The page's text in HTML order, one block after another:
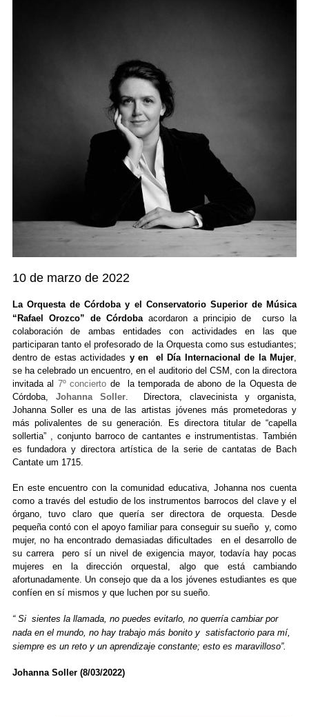
10 de marzo de 2022
La Orquesta de Córdoba y el Conservatorio Superior de Música
“Rafael Orozco” de Córdobaacordaron a principio de curso la
colaboración de ambas entidades con actividades en las que
participaran tanto el profesorado de la Orquesta como sus estudiantes;
dentro de estas actividades y en el Día Internacional de la Mujer
se ha celebrado un encuentro, en el auditorio del CSM, con la directora
invitada al 7º concierto de la temporada de abono de la Oquesta de
Córdoba, Johanna Soller. Directora, clavecinista y organista,
Johanna Soller es una de las artistas jóvenes más prometedoras y
más polivalentes de su generación. Es directora titular de “capella
sollertia” , conjunto barroco de cantantes e instrumentistas. También
es fundadora y directora artística de la serie de cantatas de Bach
Cantate um 1715.
En este encuentro con la comunidad educativa, Johanna nos cuenta
como a través del estudio de los instrumentos barrocos del clave y el
órgano, tuvo claro que quería ser directora de orquesta. Desde
pequeña contó con el apoyo familiar para conseguir su sueño y, como
mujer, no ha encontrado demasiadas dificultades en el desarrollo de
su carrera pero sí un nivel de exigencia mayor, todavía hay pocas
mujeres en la dirección orquestal, algo que está cambiando
afortunadamente. Un consejo que da a los jóvenes estudiantes es que
confíen en sí mismos y que luchen por su sueño.
“ Si sientes la llamada, no puedes evitarlo, no querría cambiar por
nada en el mundo, no hay trabajo más bonito y satisfactorio para mí,
siempre es un reto y un aprendizaje constante; esto es maravilloso”.
Johanna Soller (8/03/2022)